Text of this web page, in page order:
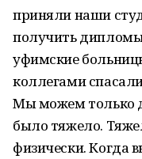
приняли наши
получить
уфимские
коллегами
Мы можем только
было тяжело.
физически. Когда